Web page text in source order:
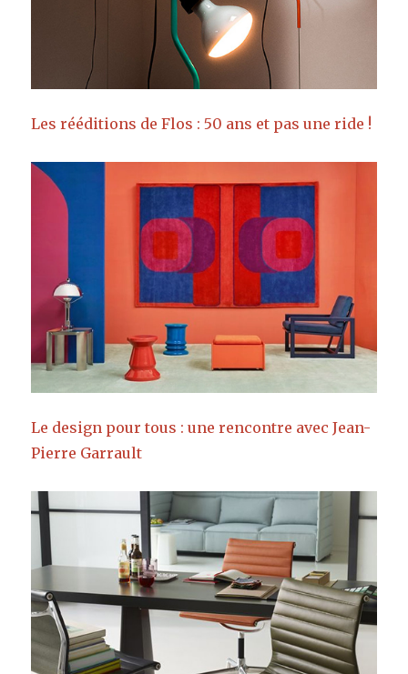
Les rééditions de Flos : 50 ans et pas une ride !
Le design pour tous : une rencontre avec Jean-
Pierre Garrault